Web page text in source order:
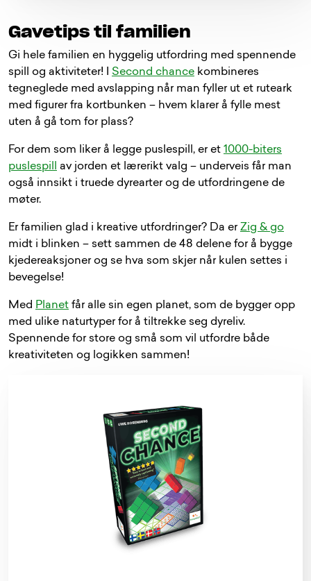
Gavetips til familien
Gi hele familien en hyggelig utfordring med spennende
spill og aktiviteter! I Second chance kombineres
tegneglede med avslapping når man fyller ut et ruteark
med figurer fra kortbunken – hvem klarer å fylle mest
uten å gå tom for plass?
For dem som liker å legge puslespill, er et 1000-biters
puslespill av jorden et lærerikt valg – underveis får man
også innsikt i truede dyrearter og de utfordringene de
møter.
Er familien glad i kreative utfordringer? Da erZig & go
midt i blinken – sett sammen de 48 delene for å bygge
kjedereaksjoner og se hva som skjer når kulen settes i
bevegelse!
Med Planet får alle sin egen planet, som de bygger opp
med ulike naturtyper for å tiltrekke seg dyreliv.
Spennende for store og små som vil utfordre både
kreativiteten og logikken sammen!